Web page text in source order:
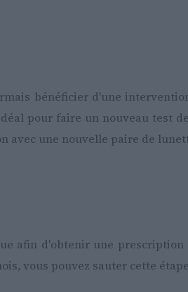
bénéficier d'une
pour faire un nouveau test
avec une nouvelle paire de
afin d'obtenir une prescription
vous pouvez sauter cette